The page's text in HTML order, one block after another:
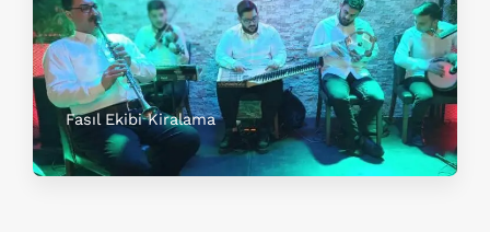
Fasıl Ekibi Kiralama